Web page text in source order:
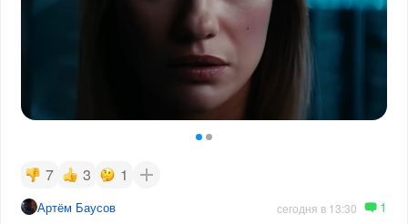
7 3 1
Артём Баусов сегодня в 13:30 1